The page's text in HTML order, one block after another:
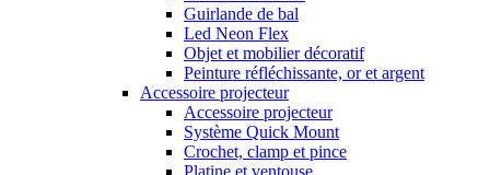
Guirlande de bal
Led Neon Flex
Objet et mobilier décoratif
Peinture réfléchissante, or et argent
Accessoire projecteur
Accessoire projecteur
Système Quick Mount
Crochet, clamp et pince
Platine et ventouse